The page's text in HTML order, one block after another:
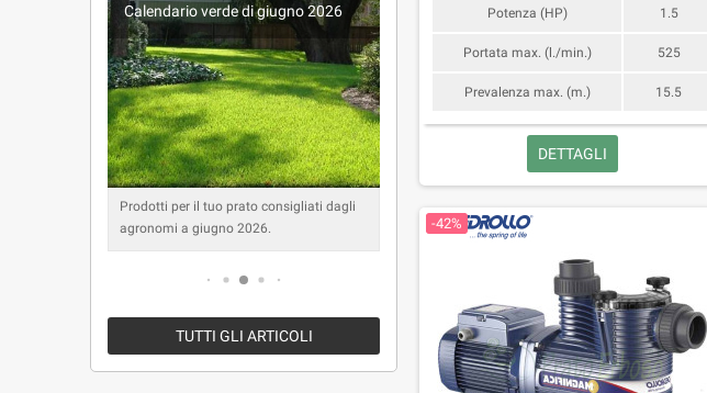
Calendario verde di giugno 2026
Prodotti per il tuo prato consigliati dagli
agronomi a giugno 2026.
Calendario verde di maggio 2026
agronomi a maggio 2026.
TUTTI GLI ARTICOLI
Potenza (HP) 1.5
Portata max. (l./min.) 525
Prevalenza max. (m.) 15.5
DETTAGLI
-42%